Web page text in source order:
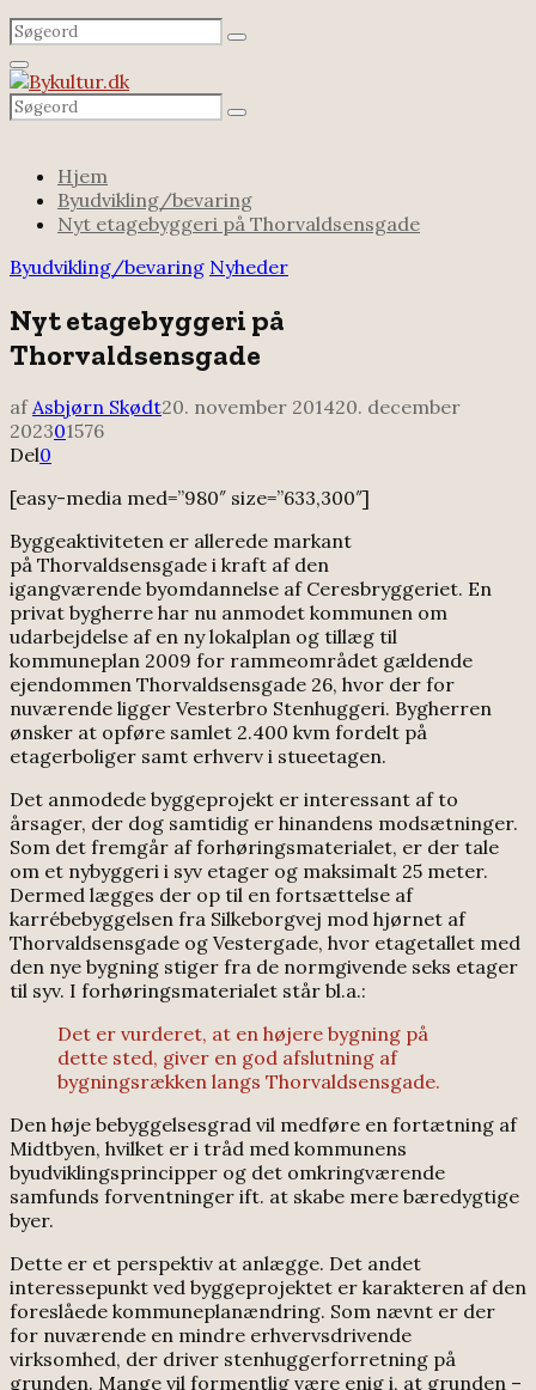
Search
for:
Search
Facebook
Email
Rss
Primary
Menu
Search
for:
Search
Hjem
Byudvikling/bevaring
Nyt etagebyggeri på Thorvaldsensgade
Byudvikling/bevaring Nyheder
Nyt etagebyggeri på
Thorvaldsensgade
afAsbjørn Skødt20. november 201420. december
202301576
Del0
[easy-media med=”980″ size=”633,300″]
Byggeaktiviteten er allerede markant
på Thorvaldsensgade i kraft af den
igangværende byomdannelse af Ceresbryggeriet. En
privat bygherre har nu anmodet kommunen om
udarbejdelse af en ny lokalplan og tillæg til
kommuneplan 2009 for rammeområdet gældende
ejendommen Thorvaldsensgade 26, hvor der for
nuværende ligger Vesterbro Stenhuggeri. Bygherren
ønsker at opføre samlet 2.400 kvm fordelt på
etagerboliger samt erhverv i stueetagen.
Det anmodede byggeprojekt er interessant af to
årsager, der dog samtidig er hinandens modsætninger.
Som det fremgår af forhøringsmaterialet, er der tale
om et nybyggeri i syv etager og maksimalt 25 meter.
Dermed lægges der op til en fortsættelse af
karrébebyggelsen fra Silkeborgvej mod hjørnet af
Thorvaldsensgade og Vestergade, hvor etagetallet med
den nye bygning stiger fra de normgivende seks etager
til syv. I forhøringsmaterialet står bl.a.:
Det er vurderet, at en højere bygning på
dette sted, giver en god afslutning af
bygningsrækken langs Thorvaldsensgade.
Den høje bebyggelsesgrad vil medføre en fortætning af
Midtbyen, hvilket er i tråd med kommunens
byudviklingsprincipper og det omkringværende
samfunds forventninger ift. at skabe mere bæredygtige
byer.
Dette er et perspektiv at anlægge. Det andet
interessepunkt ved byggeprojektet er karakteren af den
foreslåede kommuneplanændring. Som nævnt er der
for nuværende en mindre erhvervsdrivende
virksomhed, der driver stenhuggerforretning på
grunden. Mange vil formentlig være enig i, at grunden –